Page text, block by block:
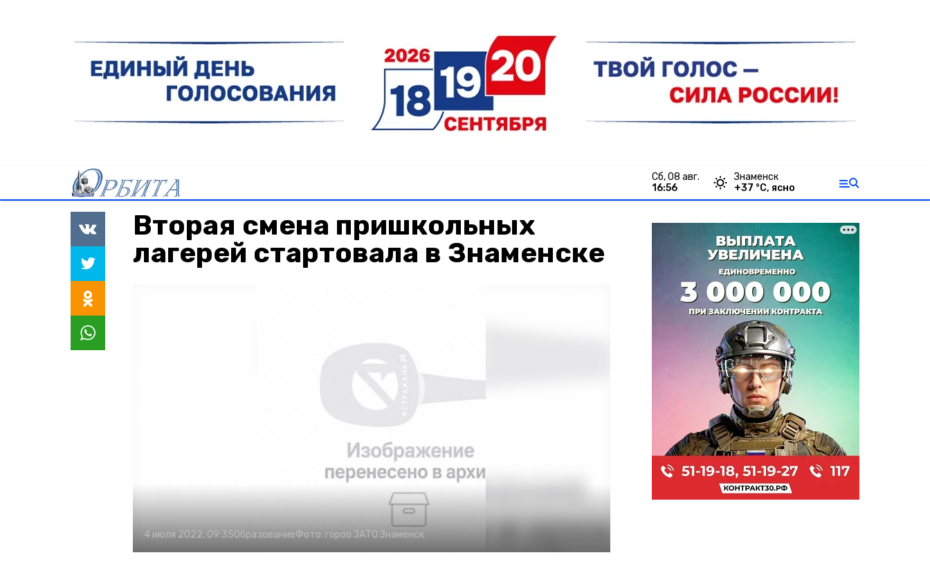
сб, 08 авг.
16:56
Знаменск
+37 °С, ясно
Вторая смена пришкольных
лагерей стартовала в Знаменске
4 июля 2022, 09:35ОбразованиеФото: гороо ЗАТО Знаменск